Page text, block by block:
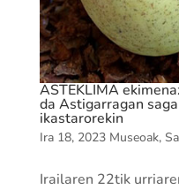
ASTEKLIMA
da Astigarragan
ikastarorekin
Ira 18, 2023 Museoak,
Irailaren 22tik